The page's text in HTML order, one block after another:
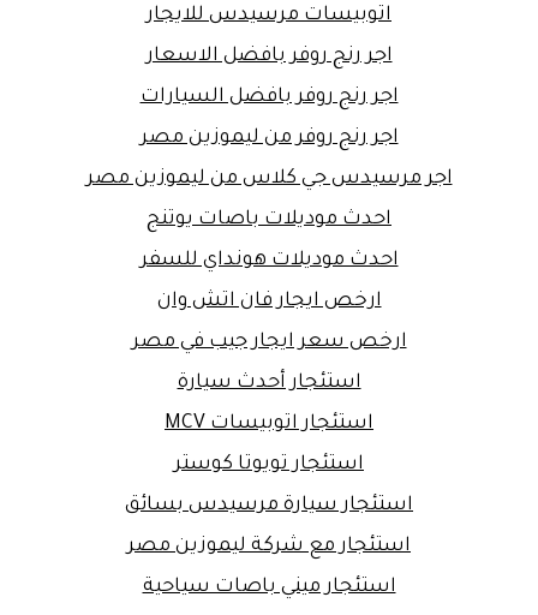
اتوبيسات مرسيدس للايجار
اجر رنج روفر بافضل الاسعار
اجر رنج روفر بافضل السيارات
اجر رنج روفر من ليموزين مصر
اجر مرسيدس جي كلاس من ليموزين مصر
احدث موديلات باصات يوتنج
احدث موديلات هونداي للسفر
ارخص ايجار فان اتش وان
ارخص سعر ايجار جيب في مصر
استئجار أحدث سيارة
استئجار اتوبيسات MCV
استئجار تويوتا كوستر
استئجار سيارة مرسيدس بسائق
استئجار مع شركة ليموزين مصر
استئجار ميني باصات سياحية